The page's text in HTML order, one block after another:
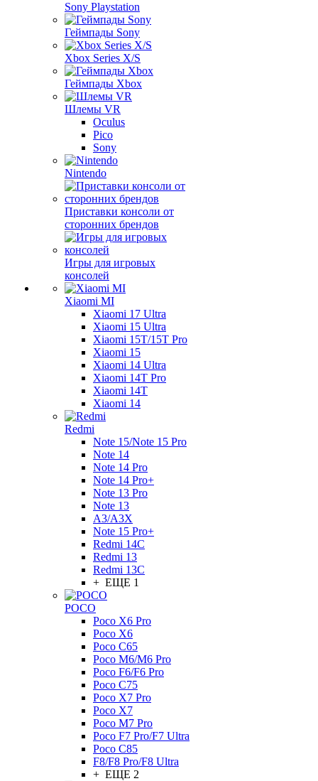
Sony Playstation
Геймпады Sony
Xbox Series X/S
Геймпады Xbox
Шлемы VR
Oculus
Pico
Sony
Nintendo
Приставки консоли от
сторонних брендов
Игры для игровых
консолей
Xiaomi MI
Xiaomi 17 Ultra
Xiaomi 15 Ultra
Xiaomi 15T/15T Pro
Xiaomi 15
Xiaomi 14 Ultra
Xiaomi 14T Pro
Xiaomi 14T
Xiaomi 14
Redmi
Note 15/Note 15 Pro
Note 14
Note 14 Pro
Note 14 Pro+
Note 13 Pro
Note 13
A3/A3X
Note 15 Pro+
Redmi 14C
Redmi 13
Redmi 13C
+ ЕЩЕ 1
POCO
Poco X6 Pro
Poco X6
Poco C65
Poco M6/M6 Pro
Poco F6/F6 Pro
Poco C75
Poco X7 Pro
Poco X7
Poco M7 Pro
Poco F7 Pro/F7 Ultra
Poco C85
F8/F8 Pro/F8 Ultra
+ ЕЩЕ 2